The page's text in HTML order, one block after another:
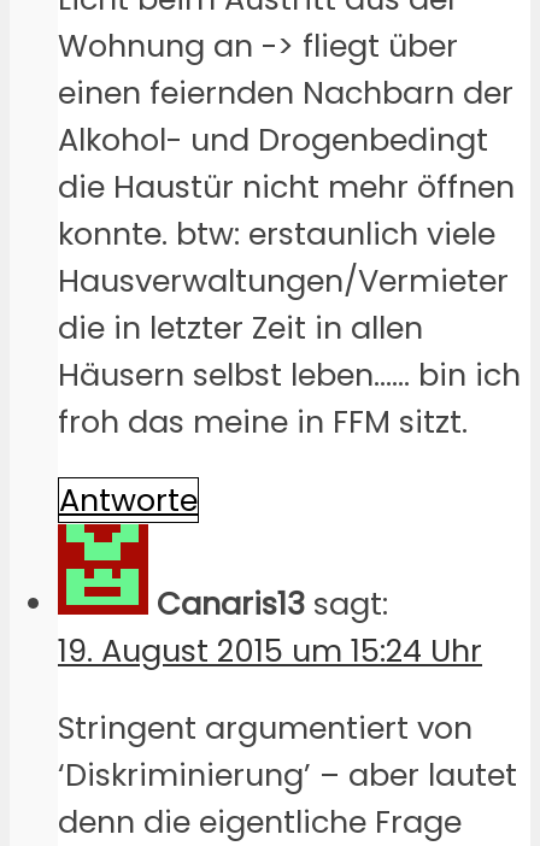
Wohnung an -> fliegt über
einen feiernden Nachbarn der
Alkohol- und Drogenbedingt
die Haustür nicht mehr öffnen
konnte. btw: erstaunlich viele
Hausverwaltungen/Vermieter
die in letzter Zeit in allen
Häusern selbst leben…… bin ich
froh das meine in FFM sitzt.
Antworte
Canaris13 sagt:
19. August 2015 um 15:24 Uhr
Stringent argumentiert von
‘Diskriminierung’ – aber lautet
denn die eigentliche Frage